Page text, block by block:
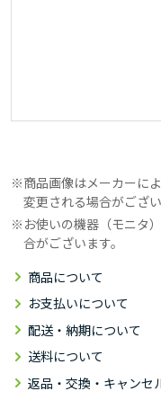
商品画像はメーカーに
変更される場合がござい
お使いの機器（モニタ
合がございます。
商品について
お支払いについて
配送・納期について
送料について
返品・交換・キャンセ